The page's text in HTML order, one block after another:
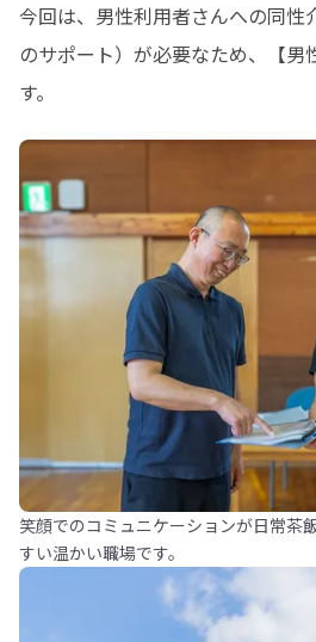
今回は、男性利用者さんへの同性
のサポート）が必要なため、【男
す。
笑顔でのコミュニケーションが日常茶
すい温かい職場です。